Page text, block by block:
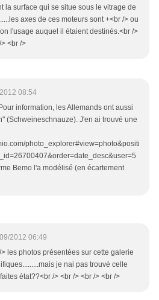
la surface qui se situe sous le vitrage de
axes de ces moteurs sont +<br /> ou
l'usage auquel il étaient destinés.<br />
<br />
08:54
information, les Allemands ont aussi
(Schweineschnauze). J'en ai trouvé une
photo_explorer#view=photo&positi
Bemo l'a modélisé (en écartement
2012 06:49
> les photos présentées sur cette galerie
je nai pas trouvé celle
état??<br /> <br /> <br /> <br />